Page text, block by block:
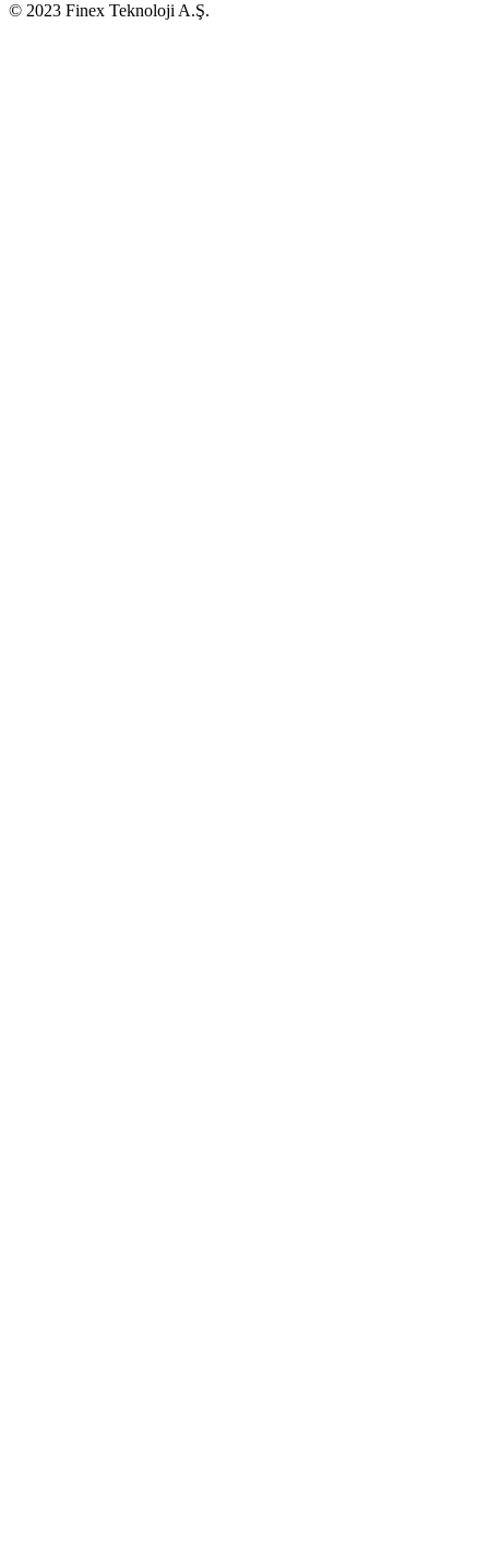
© 2023 Finex Teknoloji A.Ş.